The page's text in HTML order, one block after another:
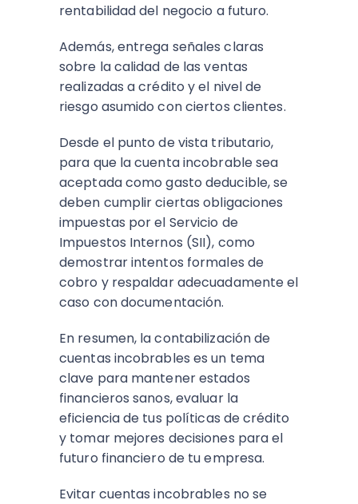
rentabilidad del negocio a futuro.
Además, entrega señales claras
sobre la calidad de las ventas
realizadas a crédito y el nivel de
riesgo asumido con ciertos clientes.
Desde el punto de vista tributario,
para que la cuenta incobrable sea
aceptada como gasto deducible, se
deben cumplir ciertas obligaciones
impuestas por el Servicio de
Impuestos Internos (SII), como
demostrar intentos formales de
cobro y respaldar adecuadamente el
caso con documentación.
En resumen, la contabilización de
cuentas incobrables es un tema
clave para mantener estados
financieros sanos, evaluar la
eficiencia de tus políticas de crédito
y tomar mejores decisiones para el
futuro financiero de tu empresa.
Evitar cuentas incobrables no se